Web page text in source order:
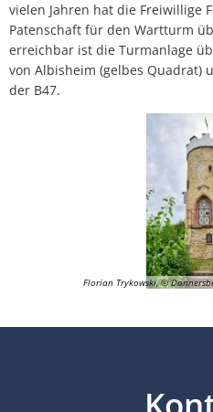
vielen Jahren hat die Freiwillige
Patenschaft für den Wartturm
erreichbar ist die Turmanlage
von Albisheim (gelbes Quadrat)
der B47.
Florian Trykowski, ©